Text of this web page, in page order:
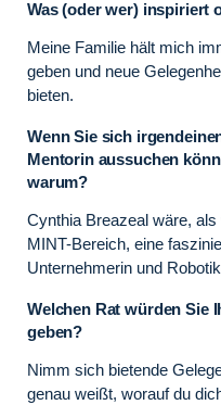
Was (oder wer) inspiriert
Meine Familie hält mich
geben und neue
bieten.
Wenn Sie sich
Mentorin aussuchen
warum?
Cynthia Breazeal wäre,
MINT-Bereich, eine
Unternehmerin und
Welchen Rat würden Sie
geben?
Nimm sich bietende
genau weißt, worauf du